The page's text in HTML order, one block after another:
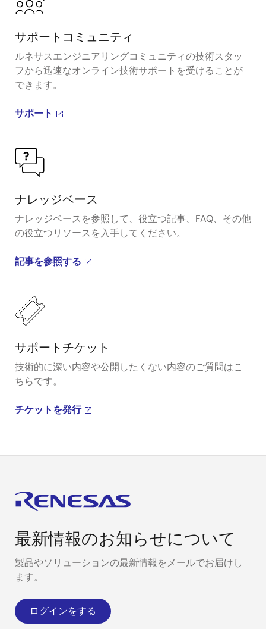
サポートコミュニティ
ルネサスエンジニアリングコミュニティの技術スタッ
フから迅速なオンライン技術サポートを受けることが
できます。
サポート
ナレッジベース
ナレッジベースを参照して、役立つ記事、FAQ、その他
の役立つリソースを入手してください。
記事を参照する
サポートチケット
技術的に深い内容や公開したくない内容のご質問はこ
ちらです。
チケットを発行
最新情報のお知らせについて
製品やソリューションの最新情報をメールでお届けし
ます。
ログインをする